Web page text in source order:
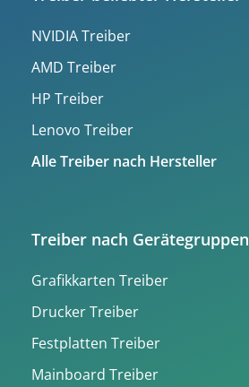
NVIDIA Treiber
AMD Treiber
HP Treiber
Lenovo Treiber
Alle Treiber nach Hersteller
Treiber nach Gerätegruppen
Grafikkarten Treiber
Drucker Treiber
Festplatten Treiber
Mainboard Treiber